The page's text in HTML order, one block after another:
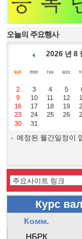
오늘의 주요행사
2026 년 8
2
3 4 5
9
10 11 12
16
17 18 19
23
24 25 26
30
31
예정된 월간일정이